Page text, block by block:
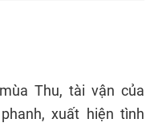
Thu, tài vận của
xuất hiện tình